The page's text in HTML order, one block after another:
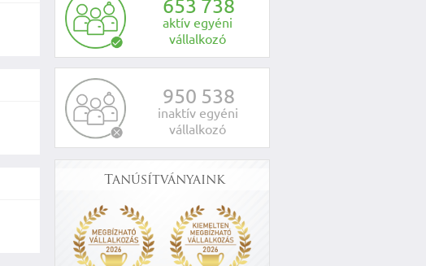
653 738
aktív egyéni
vállalkozó
950 538
inaktív egyéni
vállalkozó
Tanúsítványaink